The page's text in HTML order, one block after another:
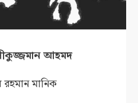
আহমদ
মানিক